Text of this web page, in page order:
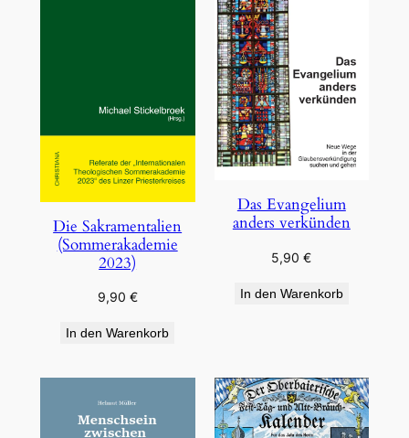
Die Sakramentalien
(Sommerakademie
2023)
9,90 €
In den Warenkorb
Das Evangelium
anders verkünden
5,90€
In den Warenkorb